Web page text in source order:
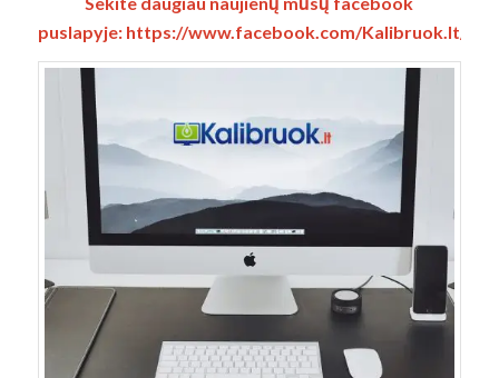
puslapyje: https://www.facebook.com/Kalibruok.lt/